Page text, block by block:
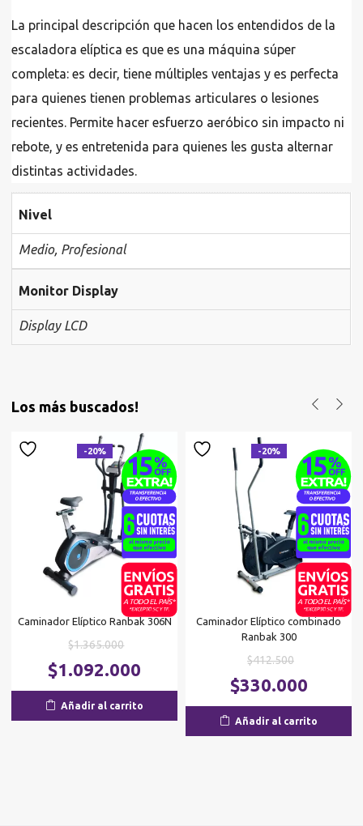
La principal descripción que hacen los entendidos de la
escaladora elíptica es que es una máquina súper
completa: es decir, tiene múltiples ventajas y es perfecta
para quienes tienen problemas articulares o lesiones
recientes. Permite hacer esfuerzo aeróbico sin impacto ni
rebote, y es entretenida para quienes les gusta alternar
distintas actividades.
Nivel
Medio, Profesional
Monitor Display
Display LCD
Los más buscados!
-20%
Caminador Elíptico Ranbak 306N
$1.365.000El
precio
original
era:
$1.092.000
es:
$1.092.000.
Añadir al carrito
-20%
Caminador Elíptico combinado
Ranbak 300
$412.500El
precio
original
era:
$330.000
Añadir al carrito